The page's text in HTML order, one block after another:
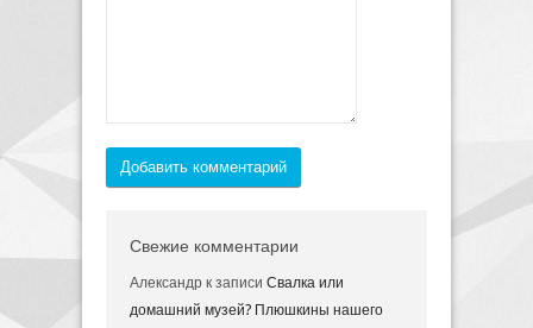
Добавить комментарий
Свежие комментарии
Александр к записи Свалка или
домашний музей? Плюшкины нашего